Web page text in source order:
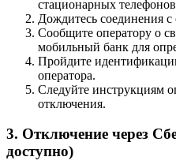
стационарных
Дождитесь соединения с
Сообщите оператору о
мобильный банк для
Пройдите
оператора.
Следуйте инструкциям
отключения.
3. Отключение через
доступно)